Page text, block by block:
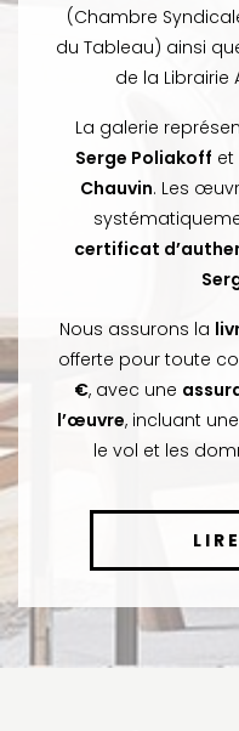
(Chambre
du Tableau) ainsi
de la Librairie
La galerie
Serge Poliakoff et
Chauvin. Les
certificat
Nous assurons la
offerte pour toute
€, avec une
l’œuvre, incluant
le vol et les